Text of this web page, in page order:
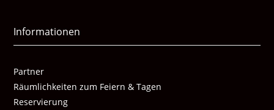
Informationen
Partner
Räumlichkeiten zum Feiern & Tagen
Reservierung